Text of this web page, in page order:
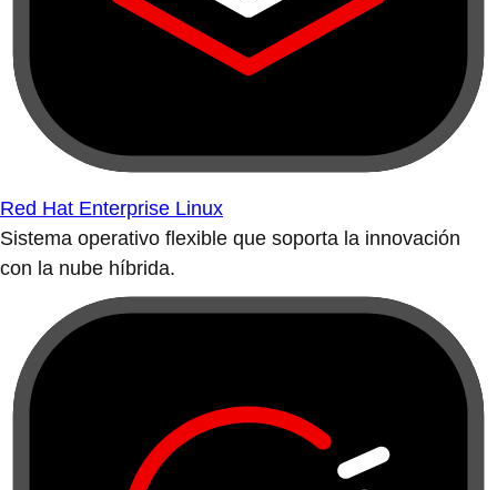
Red Hat Enterprise Linux
Sistema operativo flexible que soporta la innovación
con la nube híbrida.